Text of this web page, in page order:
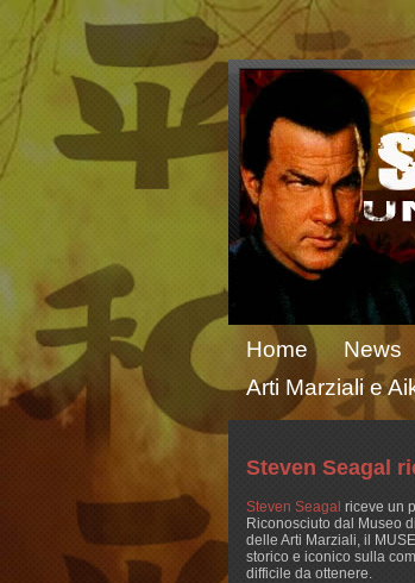
Home News
Arti Marziali e
Steven Seagal
Steven Seagal riceve un
Riconosciuto dal Museo
delle Arti Marziali, il
storico e iconico sulla
difficile da ottenere.